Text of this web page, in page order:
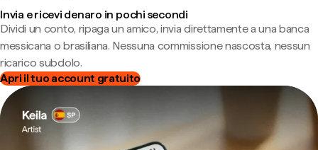
Invia e ricevi denaro in pochi secondi
Dividi un conto, ripaga un amico, invia direttamente a una banca
messicana o brasiliana. Nessuna commissione nascosta, nessun
ricarico subdolo.
Apri il tuo account gratuito